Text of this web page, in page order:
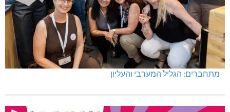
מתחברים: הגליל המערבי והעליון